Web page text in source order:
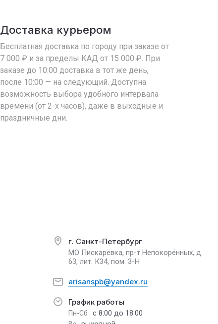
Доставка курьером
Бесплатная доставка по городу при заказе от
7 000 ₽ и за пределы КАД от 15 000 ₽. При
заказе до 10:00 доставка в тот же день,
после 10:00 — на следующий. Доступна
возможность выбора удобного интервала
времени (от 2-х часов), даже в выходные и
праздничные дни.
г. Санкт-Петербург
МО Пискарёвка, пр-т Непокорённых, д.
63, лит. К34, пом. 3-Н
arisanspb@yandex.ru
График работы
Пн-Сб с 8:00 до 18:00